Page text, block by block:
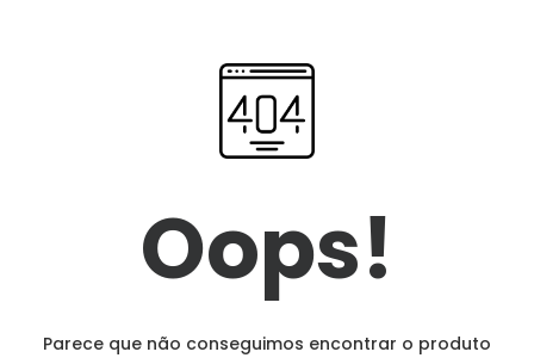
Oops!
Parece que não conseguimos encontrar o produto